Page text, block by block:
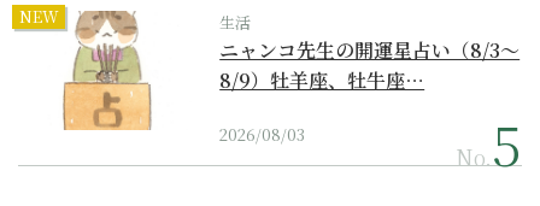
NEW 生活
ニャンコ先生の開運星占い（8/3～
8/9）牡羊座、牡牛座…
2026/08/03
No.